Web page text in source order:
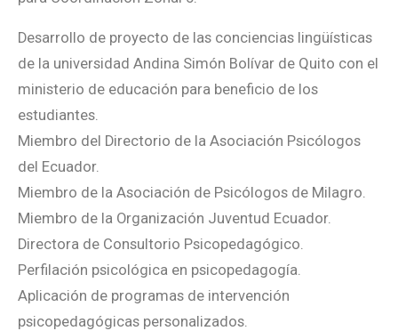
Desarrollo de proyecto de las conciencias lingüísticas
de la universidad Andina Simón Bolívar de Quito con el
ministerio de educación para beneficio de los
estudiantes.
Miembro del Directorio de la Asociación Psicólogos
del Ecuador.
Miembro de la Asociación de Psicólogos de Milagro.
Miembro de la Organización Juventud Ecuador.
Directora de Consultorio Psicopedagógico.
Perfilación psicológica en psicopedagogía.
Aplicación de programas de intervención
psicopedagógicas personalizados.